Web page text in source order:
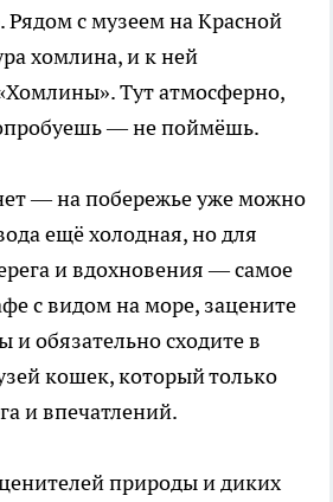
Рядом с музеем на Красной
хомлина, и к ней
Тут атмосферно,
— не поймёшь.
— на побережье уже можно
ещё холодная, но для
и вдохновения — самое
с видом на море, зацените
и обязательно сходите в
кошек, который только
и впечатлений.
природы и диких